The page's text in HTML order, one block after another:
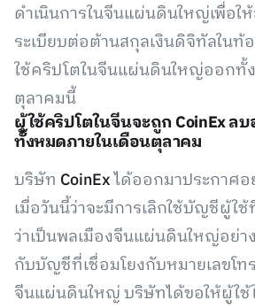
ดำเนินการในจีนแผ่นดินใหญ่เพื่อ
ระเบียบต่อต้านสกุลเงินดิจิทัลในท้
ใช้คริปโตในจีนแผ่นดินใหญ่ออกทั้
ตุลาคมนี้
ผู้ใช้คริปโตในจีนจะถูก CoinEx ล
ทั้งหมดภายในเดือนตุลาคม
บริษัท CoinExได้ออกมาประกาศอ
เมื่อวันนี้ว่าจะมีการเลิกใช้บัญชีผู้ใ
ว่าเป็นพลเมืองจีนแผ่นดินใหญ่อย่า
กับบัญชีที่เชื่อมโยงกับหมายเลขโ
จีนแผ่นดินใหญ่ บริษัทได้ขอให้ผู้ใ